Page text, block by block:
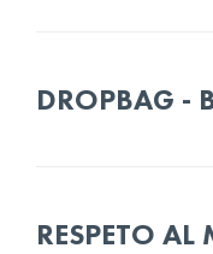
DROPBAG -
RESPETO